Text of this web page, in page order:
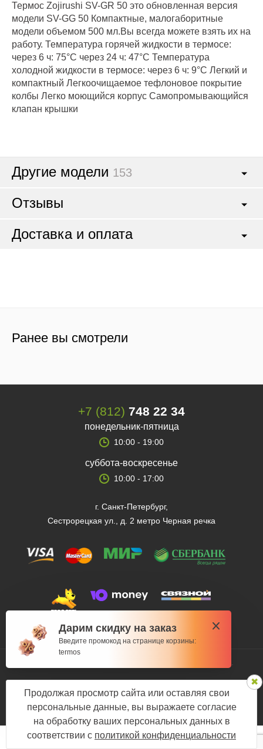
Термос Zojirushi SV-GR 50 это обновленная версия
модели SV-GG 50 Компактные, малогаборитные
модели объемом 500 мл.Вы всегда можете взять их на
работу. Температура горячей жидкости в термосе:
через 6 ч: 75°C через 24 ч: 47°C Температура
холодной жидкости в термосе: через 6 ч: 9°C Легкий и
компактный Легкоочищаемое тефлоновое покрытие
колбы Легко моющийся корпус Самопромывающийся
клапан крышки
Другие модели 153
Отзывы
Доставка и оплата
Дарим скидку на заказ
Введите промокод на странице корзины:
termos
Ранее вы смотрели
+7 (812) 748 22 34
понедельник-пятница
10:00 - 19:00
суббота-воскресенье
10:00 - 17:00
г. Санкт-Петербург,
Сестрорецкая ул., д. 2 метро Черная речка
© 2012 — 2026 Fishman-market.ru, Все права защищены.
Мы в соцсетях:
Продолжая просмотр сайта или оставляя свои
персональные данные, вы выражаете согласие
на обработку ваших персональных данных в
соответствии с политикой конфиденциальности